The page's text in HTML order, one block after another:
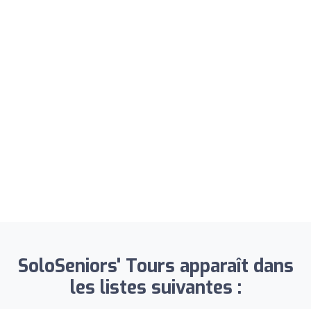
SoloSeniors' Tours apparaît dans
les listes suivantes :